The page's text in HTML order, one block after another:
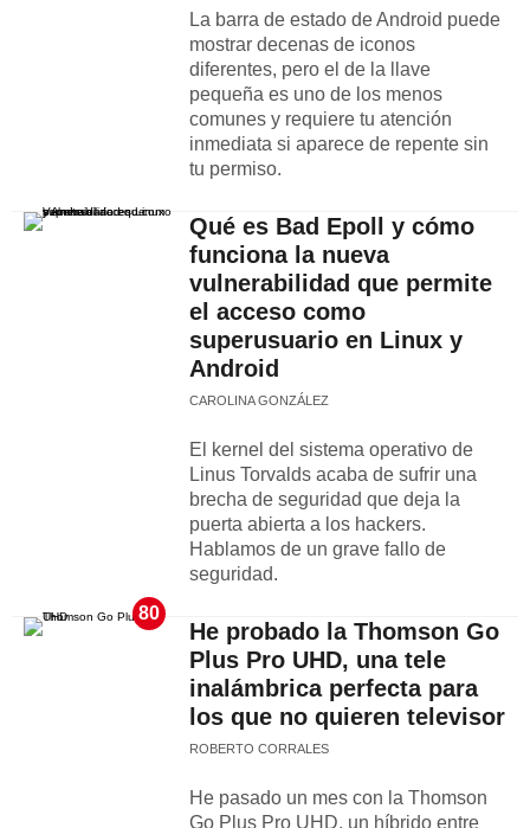
La barra de estado de Android puede
mostrar decenas de iconos
diferentes, pero el de la llave
pequeña es uno de los menos
comunes y requiere tu atención
inmediata si aparece de repente sin
tu permiso.
Qué es Bad Epoll y cómo
funciona la nueva
vulnerabilidad que permite
el acceso como
superusuario en Linux y
Android
CAROLINA GONZÁLEZ
El kernel del sistema operativo de
Linus Torvalds acaba de sufrir una
brecha de seguridad que deja la
puerta abierta a los hackers.
Hablamos de un grave fallo de
seguridad.
80
He probado la Thomson Go
Plus Pro UHD, una tele
inalámbrica perfecta para
los que no quieren televisor
ROBERTO CORRALES
He pasado un mes con la Thomson
Go Plus Pro UHD, un híbrido entre